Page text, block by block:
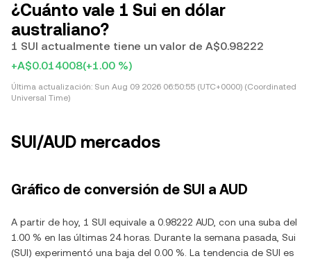
¿Cuánto vale 1 Sui en dólar
australiano?
1 SUI actualmente tiene un valor de A$0.98222
+A$0.014008(+1.00 %)
Última actualización: Sun Aug 09 2026 06:50:55 (UTC+0000) (Coordinated
Universal Time)
SUI/AUD mercados
Gráfico de conversión de SUI a AUD
A partir de hoy, 1 SUI equivale a 0.98222 AUD, con una suba del
1.00 % en las últimas 24 horas. Durante la semana pasada, Sui
(SUI) experimentó una baja del 0.00 %. La tendencia de SUI es